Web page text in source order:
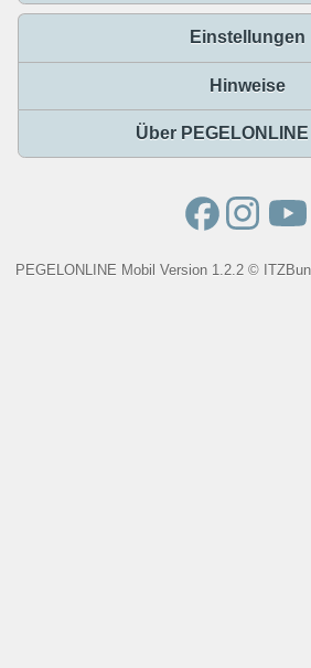
Einstellungen
Hinweise
Über PEGELONLINE
PEGELONLINE Mobil Version 1.2.2 ©